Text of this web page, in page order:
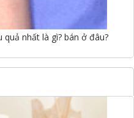
nhất là gì? bán ở đâu?